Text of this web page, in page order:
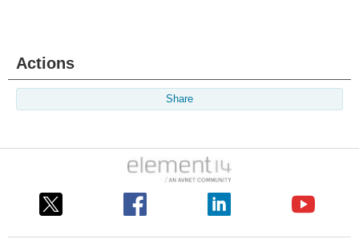
Actions
Share